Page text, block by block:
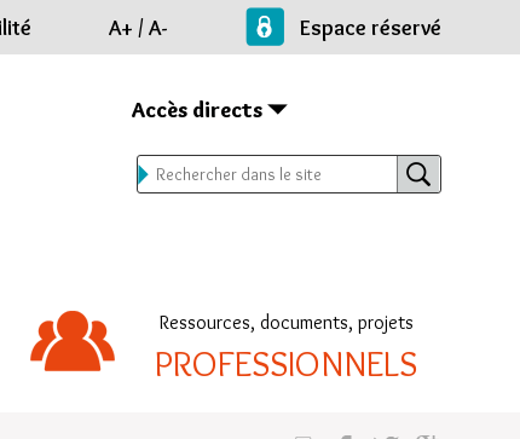
A+ /A- Espace réservé
Accès directs
Ressources, documents, projets
PROFESSIONNELS